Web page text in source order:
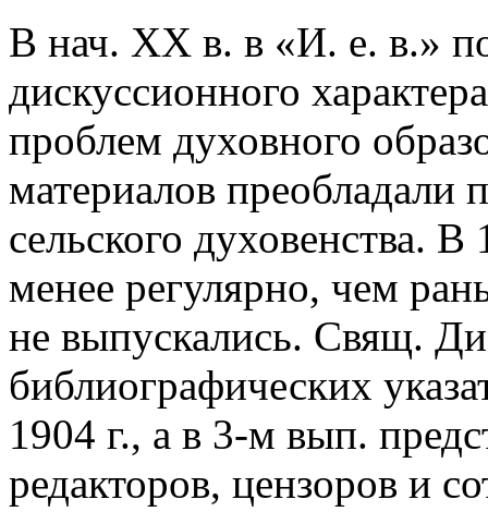
В нач. ХХ в. в «И. е. в.»
дискуссионного
проблем духовного
материалов преобладали
сельского духовенства.
менее регулярно, чем
не выпускались. Свящ.
библиографических
1904 г., а в 3-м вып.
редакторов, цензоров и